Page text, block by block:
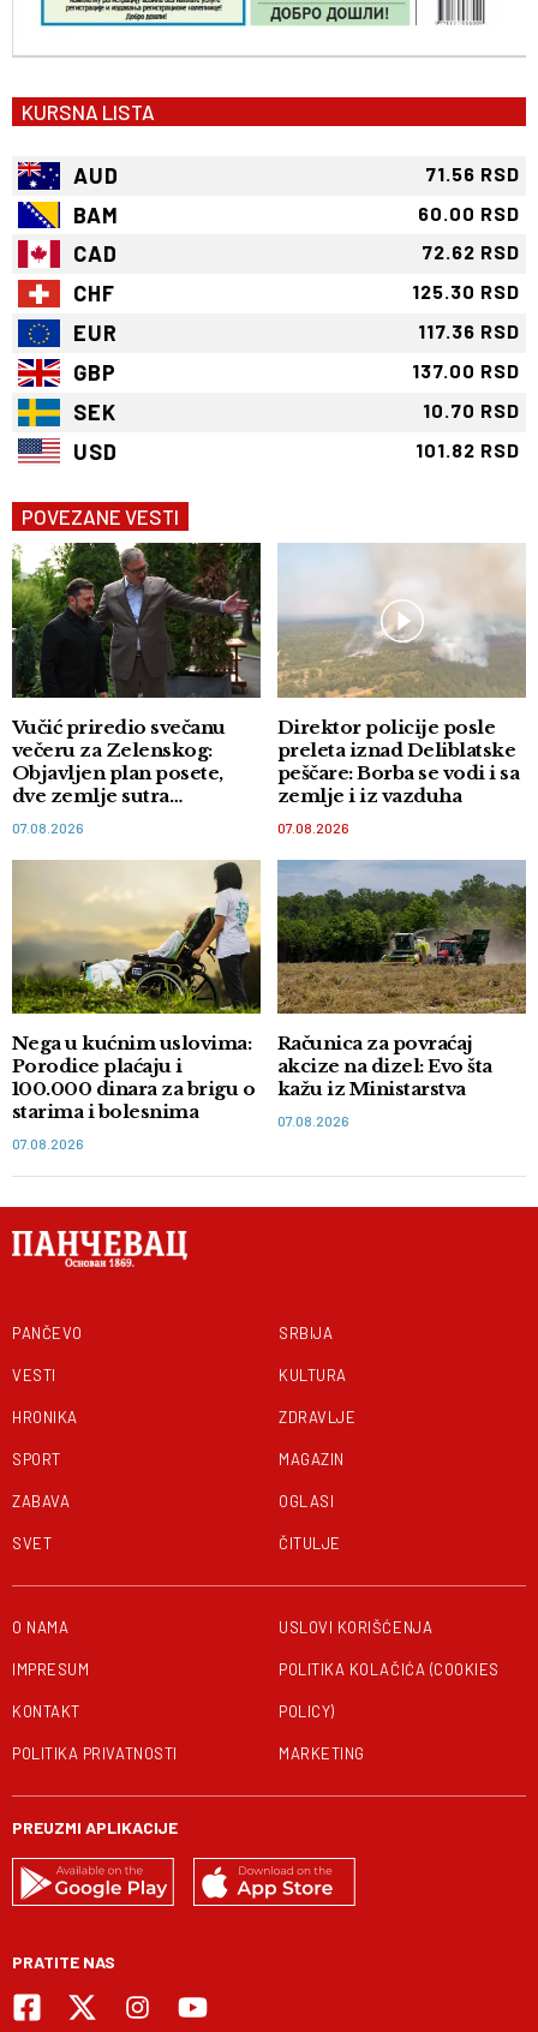
KURSNA LISTA
AUD 71.56 RSD
BAM 60.00 RSD
CAD 72.62 RSD
CHF 125.30 RSD
EUR 117.36 RSD
GBP 137.00 RSD
SEK 10.70 RSD
USD 101.82 RSD
POVEZANE VESTI
Vučić priredio svečanu
večeru za Zelenskog:
Objavljen plan posete,
dve zemlje sutra
potpisuju memorandum
07.08.2026
Direktor policije posle
preleta iznad Deliblatske
peščare: Borba se vodi i sa
zemlje i iz vazduha
07.08.2026
Nega u kućnim uslovima:
Porodice plaćaju i
100.000 dinara za brigu o
starima i bolesnima
07.08.2026
Računica za povraćaj
akcize na dizel: Evo šta
kažu iz Ministarstva
07.08.2026
PANČEVO
VESTI
HRONIKA
SPORT
ZABAVA
SVET
SRBIJA
KULTURA
ZDRAVLJE
MAGAZIN
OGLASI
ČITULJE
O NAMA
IMPRESUM
KONTAKT
POLITIKA PRIVATNOSTI
USLOVI KORIŠĆENJA
POLITIKA KOLAČIĆA (COOKIES
POLICY)
MARKETING
PREUZMI APLIKACIJE
PRATITE NAS